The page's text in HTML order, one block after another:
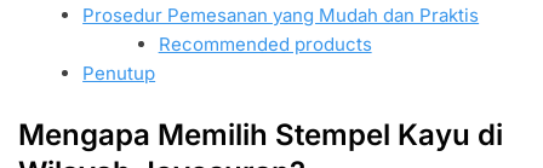
Prosedur Pemesanan yang Mudah dan Praktis
Recommended products
Penutup
Mengapa Memilih Stempel Kayu di